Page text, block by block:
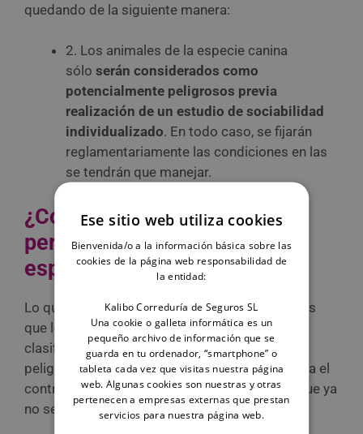
quedando de la siguiente manera:
2. Los animales de la especie canina
sólo serán considerados como
potencialmente peligrosos previa
realización de un estudio de sociabilidad
individualizado. En todo caso, se fijarán
reglamentariamente las condiciones en las
se tendrán que manejar.
¿Cómo se determinará si un
perro es un perro de manejo
especial?
Lo que se propone en el anteproyecto de Ley es
que los animales de la especie canina no se
clasificarán como animales potencialmente
peligrosos, lo cual no significa que desaparezca el
control de la sociabilidad de los perros, sino que ya
no se diferenciará exclusivamente por la raza.
Ese sitio web utiliza cookies
Bienvenida/o a la información básica sobre las
cookies de la página web responsabilidad de
la entidad:
Kalibo Correduría de Seguros SL
Una cookie o galleta informática es un
pequeño archivo de información que se
guarda en tu ordenador, “smartphone” o
tableta cada vez que visitas nuestra página
web. Algunas cookies son nuestras y otras
pertenecen a empresas externas que prestan
servicios para nuestra página web.